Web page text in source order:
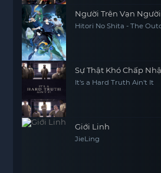
Người Trên Vạn
Hitori No Shita - The
Sự Thật Khó Chấp
It's a Hard Truth Ain't It
Giới Linh
JieLing